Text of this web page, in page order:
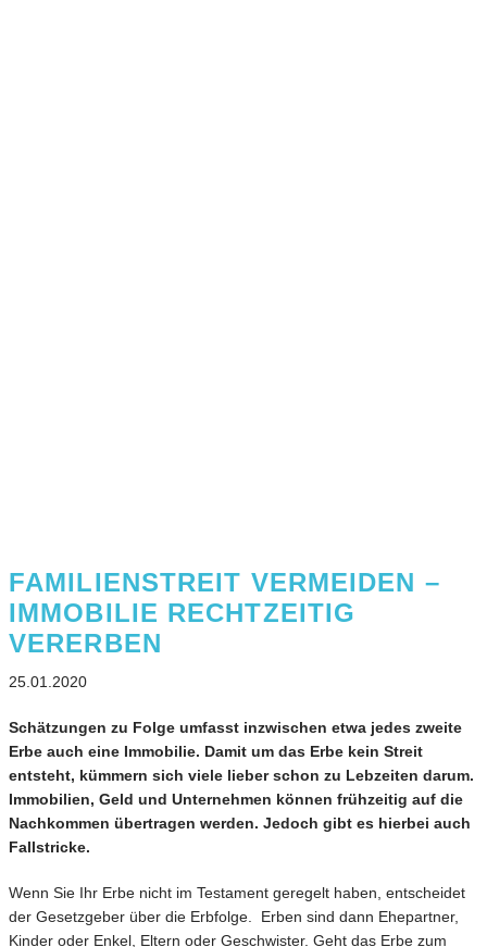
FAMILIENSTREIT VERMEIDEN –
IMMOBILIE RECHTZEITIG
VERERBEN
25.01.2020
Schätzungen zu Folge umfasst inzwischen etwa jedes zweite
Erbe auch eine Immobilie. Damit um das Erbe kein Streit
entsteht, kümmern sich viele lieber schon zu Lebzeiten darum.
Immobilien, Geld und Unternehmen können frühzeitig auf die
Nachkommen übertragen werden. Jedoch gibt es hierbei auch
Fallstricke.
Wenn Sie Ihr Erbe nicht im Testament geregelt haben, entscheidet
der Gesetzgeber über die Erbfolge. Erben sind dann Ehepartner,
Kinder oder Enkel, Eltern oder Geschwister. Geht das Erbe zum